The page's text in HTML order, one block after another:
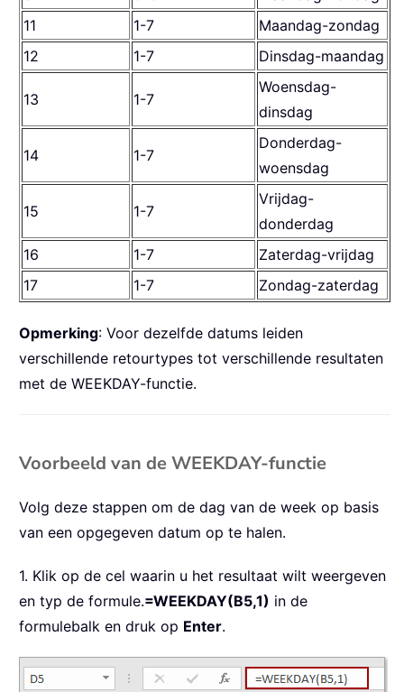
11
1-7
Maandag-zondag
12
1-7 Dinsdag-maandag
13 1-7
Woensdag-
dinsdag
14 1-7
Donderdag-
woensdag
15 1-7
Vrijdag-
donderdag
16
1-7
Zaterdag-vrijdag
17
1-7 Zondag-zaterdag
Opmerking: Voor dezelfde datums leiden
verschillende retourtypes tot verschillende resultaten
met de WEEKDAY-functie.
Voorbeeld van de WEEKDAY-functie
Volg deze stappen om de dag van de week op basis
van een opgegeven datum op te halen.
1. Klik op de cel waarin u het resultaat wilt weergeven
en typ de formule.=WEEKDAY(B5,1) in de
formulebalk en druk op Enter.